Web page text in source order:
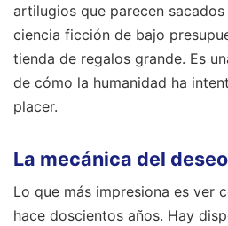
artilugios que parecen
ciencia ficción de bajo
tienda de regalos grande. Es
de cómo la humanidad ha
placer.
La mecánica del
Lo que más impresiona es ver
hace doscientos años. Hay